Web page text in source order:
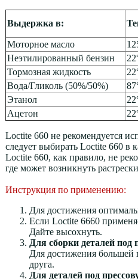
Выдержка в:
Моторное масло
Неэтилированный бензин
Тормозная жидкость
Вода/Гликоль (50%/50%)
Этанол
Ацетон
Loctite 660 не рекомендуется
следует выбирать Loctite 660 в
Loctite 660, как правило, не
где может возникнуть
Инструкция по применению:
Для достижения
Если Loctite 6660
Дайте высохнуть.
Для сборки деталей под
Для достижения большей
друга.
Для деталей под